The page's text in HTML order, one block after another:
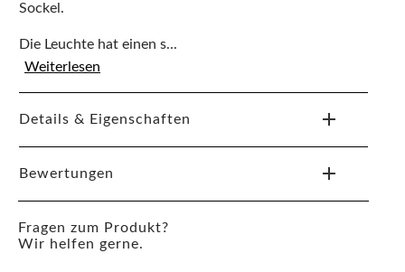
Sockel.
Die Leuchte hat einen s...
Weiterlesen
Details & Eigenschaften
Bewertungen
Fragen zum Produkt?
Wir helfen gerne.